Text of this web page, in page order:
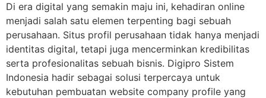
Di era digital yang semakin maju ini, kehadiran online
menjadi salah satu elemen terpenting bagi sebuah
perusahaan. Situs profil perusahaan tidak hanya menjadi
identitas digital, tetapi juga mencerminkan kredibilitas
serta profesionalitas sebuah bisnis. Digipro Sistem
Indonesia hadir sebagai solusi terpercaya untuk
kebutuhan pembuatan website company profile yang